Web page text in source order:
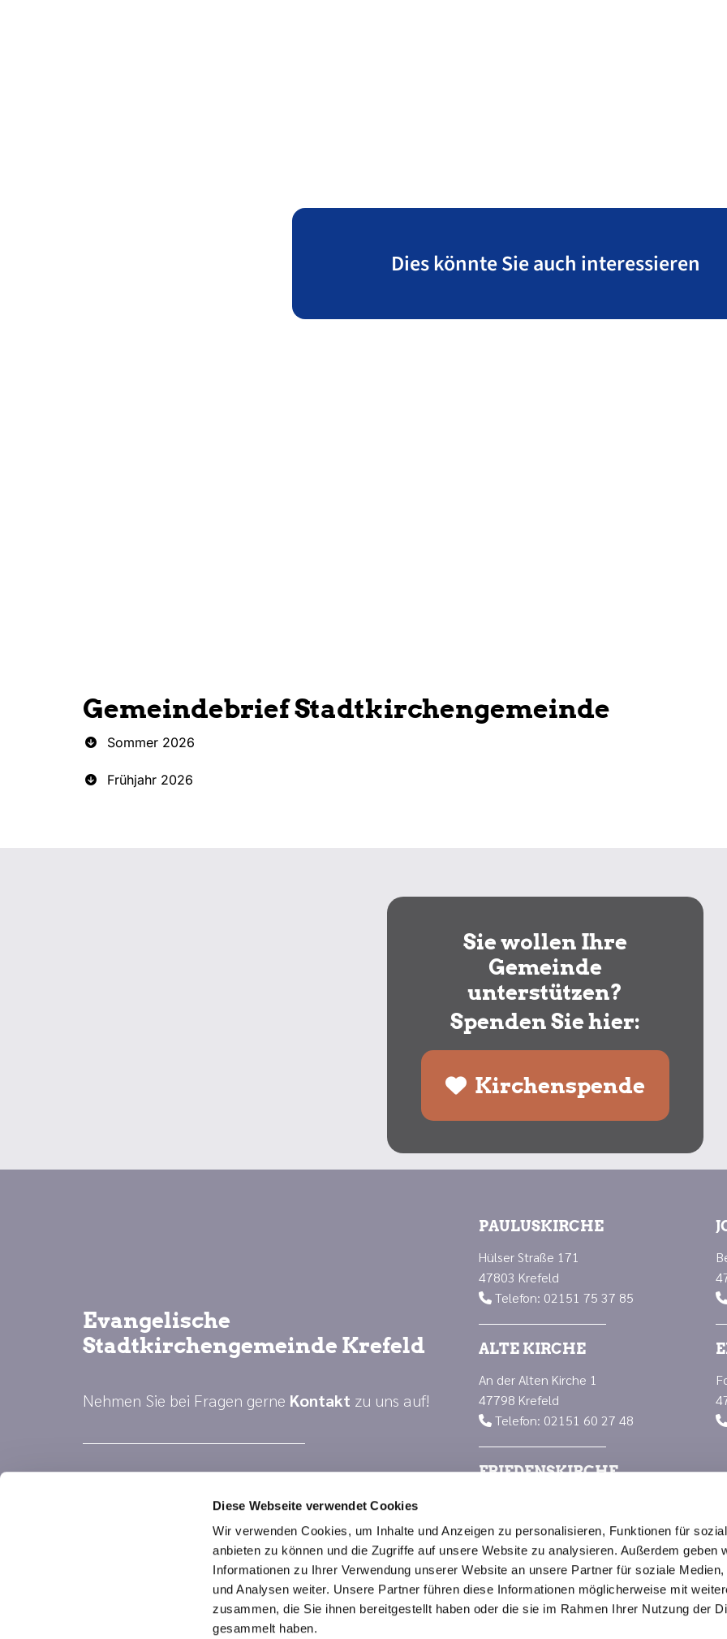
Diese Webseite verwendet Cookies
Wir verwenden Cookies, um Inhalte und Anzeigen zu personalisieren, Funktionen für
anbieten zu können und die Zugriffe auf unsere Website zu analysieren. Außerdem geben
Informationen zu Ihrer Verwendung unserer Website an unsere Partner für soziale Medien,
und Analysen weiter. Unsere Partner führen diese Informationen möglicherweise mit
zusammen, die Sie ihnen bereitgestellt haben oder die sie im Rahmen Ihrer Nutzung der
gesammelt haben.
Dies könnte Sie auch interessieren
Gemeindebrief Stadtkirchengemeinde
Sommer 2026
Frühjahr 2026
Sie wollen Ihre
Gemeinde
unterstützen?
Spenden Sie hier:
Kirchenspende
Evangelische
Stadtkirchengemeinde Krefeld
Nehmen Sie bei Fragen gerne Kontakt zu uns auf!
PAULUSKIRCHE
Hülser Straße 171
47803 Krefeld
Telefon: 02151 75 37 85
ALTE KIRCHE
An der Alten Kirche 1
47798 Krefeld
Telefon: 02151 60 27 48
FRIEDENSKIRCHE
 Telefon: 02151 66 88 23
Impressum Datenschutzerklärung ChurchDesk-Login